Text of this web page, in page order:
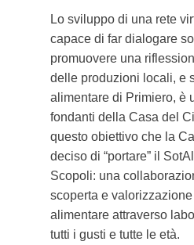
Lo sviluppo di una rete
capace di far dialogare
promuovere una
delle produzioni locali, e
alimentare di Primiero, è
fondanti della Casa del
questo obiettivo che la
deciso di “portare” il
Scopoli: una
scoperta e
alimentare attraverso
tutti i gusti e tutte le età.